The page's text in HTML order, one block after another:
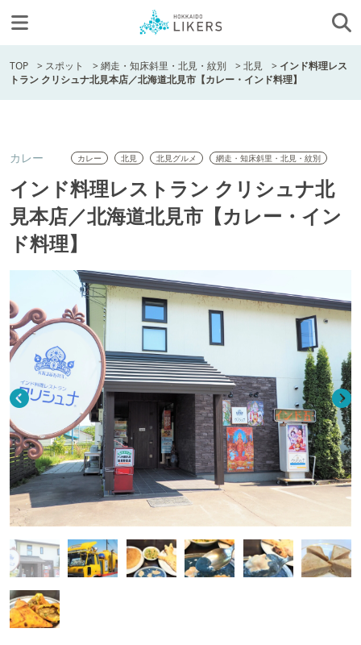
TOP > スポット >網走・知床斜里・北見・紋別 >北見 > インド料理レス
トラン クリシュナ北見本店／北海道北見市【カレー・インド料理】
カレー カレー 北見 北見グルメ 網走・知床斜里・北見・紋別
インド料理レストラン クリシュナ北
見本店／北海道北見市【カレー・イン
ド料理】